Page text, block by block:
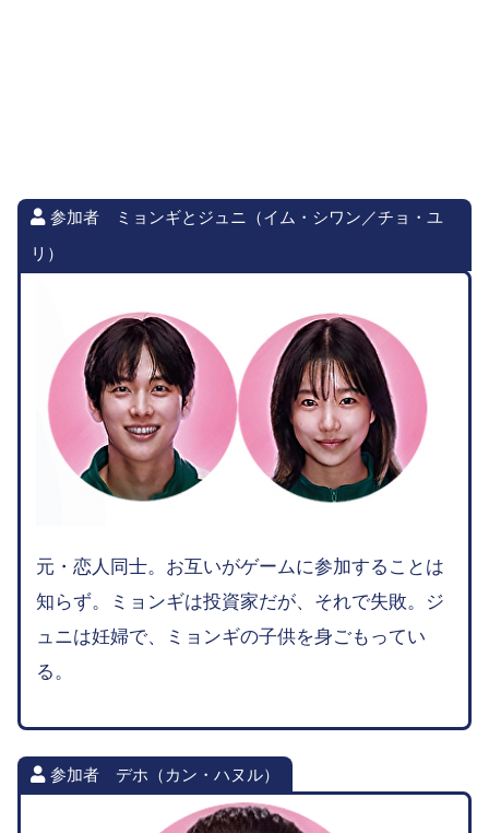
参加者 ミョンギとジュニ（イム・シワン／チョ・ユ
リ）
元・恋人同士。お互いがゲームに参加することは
知らず。ミョンギは投資家だが、それで失敗。ジ
ュニは妊婦で、ミョンギの子供を身ごもってい
る。
参加者 デホ（カン・ハヌル）